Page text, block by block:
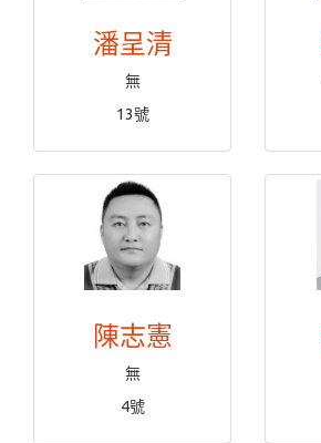
潘呈清
無
13號
陳志憲
無
4號